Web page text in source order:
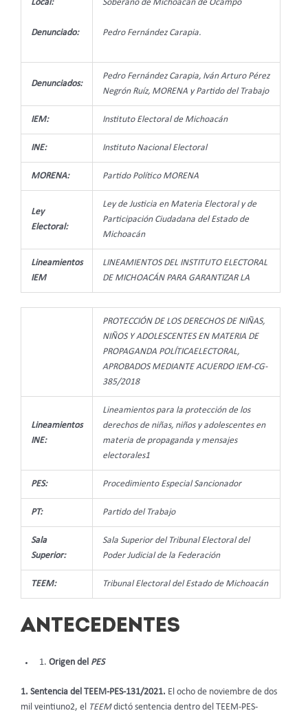
Local:
Denunciado:
Soberano de Michoacán de Ocampo
Pedro Fernández Carapia.
Denunciados:
Pedro Fernández Carapia, Iván Arturo Pérez
Negrón Ruíz, MORENA y Partido del Trabajo
IEM: Instituto Electoral de Michoacán
INE: Instituto Nacional Electoral
MORENA: Partido Político MORENA
Ley
Electoral:
Ley de Justicia en Materia Electoral y de
Participación Ciudadana del Estado de
Michoacán
Lineamientos
IEM
LINEAMIENTOS DEL INSTITUTO ELECTORAL
DE MICHOACÁN PARA GARANTIZAR LA
PROTECCIÓN DE LOS DERECHOS DE NIÑAS,
NIÑOS Y ADOLESCENTES EN MATERIA DE
PROPAGANDA POLÍTICAELECTORAL,
APROBADOS MEDIANTE ACUERDO IEM-CG-
385/2018
Lineamientos
INE:
Lineamientos para la protección de los
derechos de niñas, niños y adolescentes en
materia de propaganda y mensajes
electorales1
PES: Procedimiento Especial Sancionador
PT: Partido del Trabajo
Sala
Superior:
Sala Superior del Tribunal Electoral del
Poder Judicial de la Federación
TEEM: Tribunal Electoral del Estado de Michoacán
ANTECEDENTES
Origen del PES
1. Sentencia del TEEM-PES-131/2021. El ocho de noviembre de dos
mil veintiuno2, el
TEEMdictó sentencia dentro del TEEM-PES-